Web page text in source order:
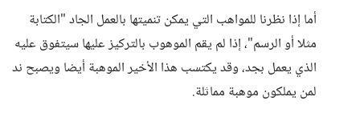
أما إذا نظرنا للمواهب التي يمكن تنميتها بالعمل الجاد "الكتابة
مثلا أو الرسم"، إذا لم يقم الموهوب بالتركيز عليها سيتفوق عليه
الذي يعمل بجد، وقد يكتسب هذا الأخير الموهبة أيضا ويصبح ند
لمن يملكون موهبة مماثلة.